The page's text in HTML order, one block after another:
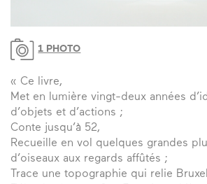
1 PHOTO
« Ce livre,
Met en lumière vingt-deux années
d’objets et d’actions ;
Conte jusqu’à 52,
Recueille en vol quelques grandes
d’oiseaux aux regards affûtés ;
Trace une topographie qui relie